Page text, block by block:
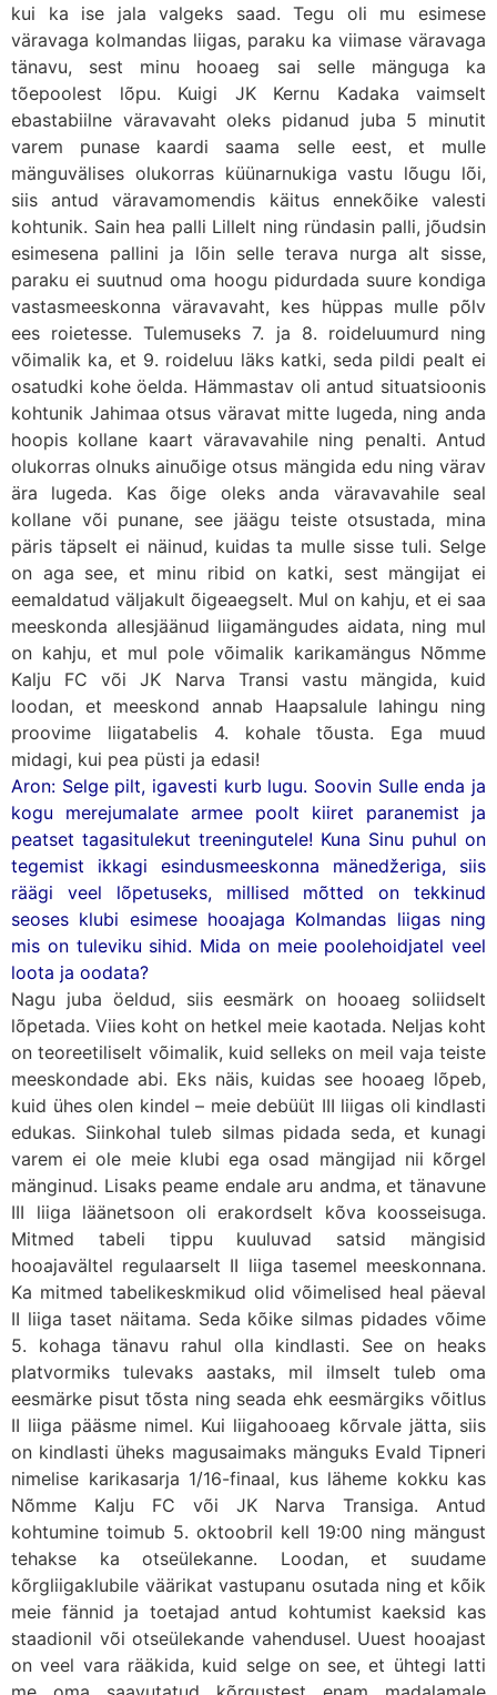
kui ka ise jala valgeks saad. Tegu oli mu esimese
väravaga kolmandas liigas, paraku ka viimase väravaga
tänavu, sest minu hooaeg sai selle mänguga ka
tõepoolest lõpu. Kuigi JK Kernu Kadaka vaimselt
ebastabiilne väravavaht oleks pidanud juba 5 minutit
varem punase kaardi saama selle eest, et mulle
mänguvälises olukorras küünarnukiga vastu lõugu lõi,
siis antud väravamomendis käitus ennekõike valesti
kohtunik. Sain hea palli Lillelt ning ründasin palli, jõudsin
esimesena pallini ja lõin selle terava nurga alt sisse,
paraku ei suutnud oma hoogu pidurdada suure kondiga
vastasmeeskonna väravavaht, kes hüppas mulle põlv
ees roietesse. Tulemuseks 7. ja 8. roideluumurd ning
võimalik ka, et 9. roideluu läks katki, seda pildi pealt ei
osatudki kohe öelda. Hämmastav oli antud situatsioonis
kohtunik Jahimaa otsus väravat mitte lugeda, ning anda
hoopis kollane kaart väravavahile ning penalti. Antud
olukorras olnuks ainuõige otsus mängida edu ning värav
ära lugeda. Kas õige oleks anda väravavahile seal
kollane või punane, see jäägu teiste otsustada, mina
päris täpselt ei näinud, kuidas ta mulle sisse tuli. Selge
on aga see, et minu ribid on katki, sest mängijat ei
eemaldatud väljakult õigeaegselt. Mul on kahju, et ei saa
meeskonda allesjäänud liigamängudes aidata, ning mul
on kahju, et mul pole võimalik karikamängus Nõmme
Kalju FC või JK Narva Transi vastu mängida, kuid
loodan, et meeskond annab Haapsalule lahingu ning
proovime liigatabelis 4. kohale tõusta. Ega muud
midagi, kui pea püsti ja edasi!
Aron: Selge pilt, igavesti kurb lugu. Soovin Sulle enda ja
kogu merejumalate armee poolt kiiret paranemist ja
peatset tagasitulekut treeningutele! Kuna Sinu puhul on
tegemist ikkagi esindusmeeskonna mänedžeriga, siis
räägi veel lõpetuseks, millised mõtted on tekkinud
seoses klubi esimese hooajaga Kolmandas liigas ning
mis on tuleviku sihid. Mida on meie poolehoidjatel veel
loota ja oodata?
Nagu juba öeldud, siis eesmärk on hooaeg soliidselt
lõpetada. Viies koht on hetkel meie kaotada. Neljas koht
on teoreetiliselt võimalik, kuid selleks on meil vaja teiste
meeskondade abi. Eks näis, kuidas see hooaeg lõpeb,
kuid ühes olen kindel – meie debüüt III liigas oli kindlasti
edukas. Siinkohal tuleb silmas pidada seda, et kunagi
varem ei ole meie klubi ega osad mängijad nii kõrgel
mänginud. Lisaks peame endale aru andma, et tänavune
III liiga läänetsoon oli erakordselt kõva koosseisuga.
Mitmed tabeli tippu kuuluvad satsid mängisid
hooajavältel regulaarselt II liiga tasemel meeskonnana.
Ka mitmed tabelikeskmikud olid võimelised heal päeval
II liiga taset näitama. Seda kõike silmas pidades võime
5. kohaga tänavu rahul olla kindlasti. See on heaks
platvormiks tulevaks aastaks, mil ilmselt tuleb oma
eesmärke pisut tõsta ning seada ehk eesmärgiks võitlus
II liiga pääsme nimel. Kui liigahooaeg kõrvale jätta, siis
on kindlasti üheks magusaimaks mänguks Evald Tipneri
nimelise karikasarja 1/16-finaal, kus läheme kokku kas
Nõmme Kalju FC või JK Narva Transiga. Antud
kohtumine toimub 5. oktoobril kell 19:00 ning mängust
tehakse ka otseülekanne. Loodan, et suudame
kõrgliigaklubile väärikat vastupanu osutada ning et kõik
meie fännid ja toetajad antud kohtumist kaeksid kas
staadionil või otseülekande vahendusel. Uuest hooajast
on veel vara rääkida, kuid selge on see, et ühtegi latti